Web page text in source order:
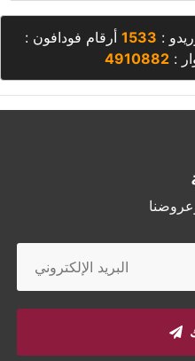
:
1533 أرقام فودافون :
:
4910882